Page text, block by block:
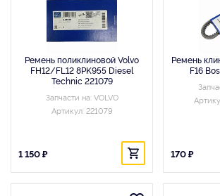
Ремень поликлиновой Volvo
FH12/FL12 8PK955 Diesel
Technic 221079
Запчасти на: VOLVO
Артикул: 221079
1 150 ₽
Ремень
F16
170 ₽